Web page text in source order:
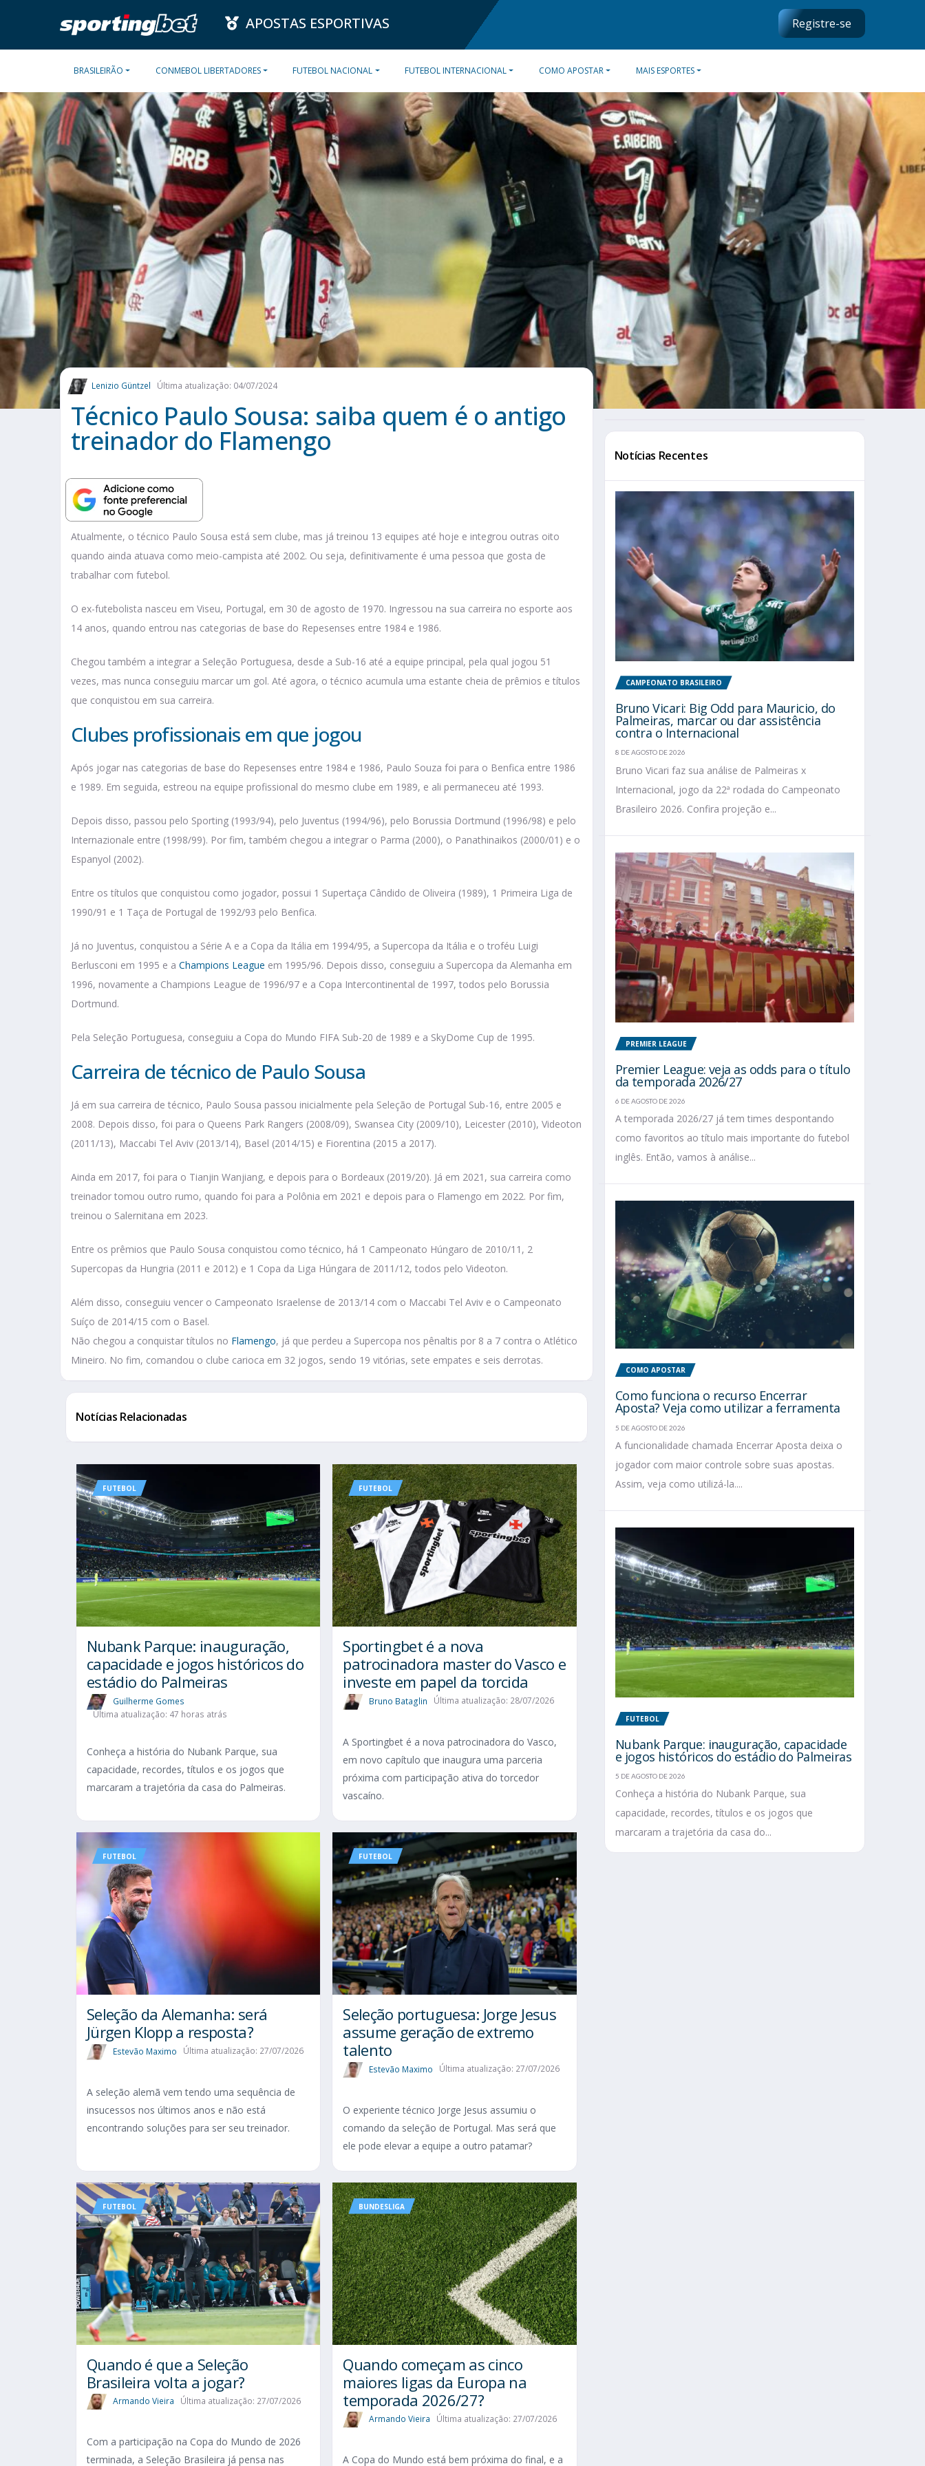
APOSTAS ESPORTIVAS Registre-se
BRASILEIRÃO CONMEBOL LIBERTADORES FUTEBOL NACIONAL FUTEBOL INTERNACIONAL COMO APOSTAR MAIS ESPORTES
Lenizio Güntzel Última atualização: 04/07/2024
Técnico Paulo Sousa: saiba quem é o antigo
treinador do Flamengo
Atualmente, o técnico Paulo Sousa está sem clube, mas já treinou 13 equipes até hoje e integrou outras oito
quando ainda atuava como meio-campista até 2002. Ou seja, definitivamente é uma pessoa que gosta de
trabalhar com futebol.
O ex-futebolista nasceu em Viseu, Portugal, em 30 de agosto de 1970. Ingressou na sua carreira no esporte aos
14 anos, quando entrou nas categorias de base do Repesenses entre 1984 e 1986.
Chegou também a integrar a Seleção Portuguesa, desde a Sub-16 até a equipe principal, pela qual jogou 51
vezes, mas nunca conseguiu marcar um gol. Até agora, o técnico acumula uma estante cheia de prêmios e títulos
que conquistou em sua carreira.
Clubes profissionais em que jogou
Após jogar nas categorias de base do Repesenses entre 1984 e 1986, Paulo Souza foi para o Benfica entre 1986
e 1989. Em seguida, estreou na equipe profissional do mesmo clube em 1989, e ali permaneceu até 1993.
Depois disso, passou pelo Sporting (1993/94), pelo Juventus (1994/96), pelo Borussia Dortmund (1996/98) e pelo
Internazionale entre (1998/99). Por fim, também chegou a integrar o Parma (2000), o Panathinaikos (2000/01) e o
Espanyol (2002).
Entre os títulos que conquistou como jogador, possui 1 Supertaça Cândido de Oliveira (1989), 1 Primeira Liga de
1990/91 e 1 Taça de Portugal de 1992/93 pelo Benfica.
Já no Juventus, conquistou a Série A e a Copa da Itália em 1994/95, a Supercopa da Itália e o troféu Luigi
Berlusconi em 1995 e a Champions League em 1995/96. Depois disso, conseguiu a Supercopa da Alemanha em
1996, novamente a Champions League de 1996/97 e a Copa Intercontinental de 1997, todos pelo Borussia
Dortmund.
Pela Seleção Portuguesa, conseguiu a Copa do Mundo FIFA Sub-20 de 1989 e a SkyDome Cup de 1995.
Carreira de técnico de Paulo Sousa
Já em sua carreira de técnico, Paulo Sousa passou inicialmente pela Seleção de Portugal Sub-16, entre 2005 e
2008. Depois disso, foi para o Queens Park Rangers (2008/09), Swansea City (2009/10), Leicester (2010), Videoton
(2011/13), Maccabi Tel Aviv (2013/14), Basel (2014/15) e Fiorentina (2015 a 2017).
Ainda em 2017, foi para o Tianjin Wanjiang, e depois para o Bordeaux (2019/20). Já em 2021, sua carreira como
treinador tomou outro rumo, quando foi para a Polônia em 2021 e depois para o Flamengo em 2022. Por fim,
treinou o Salernitana em 2023.
Entre os prêmios que Paulo Sousa conquistou como técnico, há 1 Campeonato Húngaro de 2010/11, 2
Supercopas da Hungria (2011 e 2012) e 1 Copa da Liga Húngara de 2011/12, todos pelo Videoton.
Além disso, conseguiu vencer o Campeonato Israelense de 2013/14 com o Maccabi Tel Aviv e o Campeonato
Suíço de 2014/15 com o Basel.
Não chegou a conquistar títulos no Flamengo, já que perdeu a Supercopa nos pênaltis por 8 a 7 contra o Atlético
Mineiro. No fim, comandou o clube carioca em 32 jogos, sendo 19 vitórias, sete empates e seis derrotas.
Notícias Relacionadas
FUTEBOL
Nubank Parque: inauguração,
capacidade e jogos históricos do
estádio do Palmeiras
Guilherme Gomes
Última atualização: 47 horas atrás
Conheça a história do Nubank Parque, sua
capacidade, recordes, títulos e os jogos que
marcaram a trajetória da casa do Palmeiras.
FUTEBOL
Sportingbet é a nova
patrocinadora master do Vasco e
investe em papel da torcida
Bruno Bataglin Última atualização: 28/07/2026
A Sportingbet é a nova patrocinadora do Vasco,
em novo capítulo que inaugura uma parceria
próxima com participação ativa do torcedor
vascaíno.
FUTEBOL
Seleção da Alemanha: será
Jürgen Klopp a resposta?
Estevão Maximo Última atualização: 27/07/2026
A seleção alemã vem tendo uma sequência de
insucessos nos últimos anos e não está
encontrando soluções para ser seu treinador.
FUTEBOL
Seleção portuguesa: Jorge Jesus
assume geração de extremo
talento
Estevão Maximo Última atualização: 27/07/2026
O experiente técnico Jorge Jesus assumiu o
comando da seleção de Portugal. Mas será que
ele pode elevar a equipe a outro patamar?
FUTEBOL
Quando é que a Seleção
Brasileira volta a jogar?
Armando Vieira Última atualização: 27/07/2026
Com a participação na Copa do Mundo de 2026
terminada, a Seleção Brasileira já pensa nas
BUNDESLIGA
Quando começam as cinco
maiores ligas da Europa na
temporada 2026/27?
Armando Vieira Última atualização: 27/07/2026
A Copa do Mundo está bem próxima do final, e a
Notícias Recentes
CAMPEONATO BRASILEIRO
Bruno Vicari: Big Odd para Mauricio, do
Palmeiras, marcar ou dar assistência
contra o Internacional
8 DE AGOSTO DE 2026
Bruno Vicari faz sua análise de Palmeiras x
Internacional, jogo da 22ª rodada do Campeonato
Brasileiro 2026. Confira projeção e...
PREMIER LEAGUE
Premier League: veja as odds para o título
da temporada 2026/27
6 DE AGOSTO DE 2026
A temporada 2026/27 já tem times despontando
como favoritos ao título mais importante do futebol
inglês. Então, vamos à análise...
COMO APOSTAR
Como funciona o recurso Encerrar
Aposta? Veja como utilizar a ferramenta
5 DE AGOSTO DE 2026
A funcionalidade chamada Encerrar Aposta deixa o
jogador com maior controle sobre suas apostas.
Assim, veja como utilizá-la....
FUTEBOL
Nubank Parque: inauguração, capacidade
e jogos históricos do estádio do Palmeiras
5 DE AGOSTO DE 2026
Conheça a história do Nubank Parque, sua
capacidade, recordes, títulos e os jogos que
marcaram a trajetória da casa do...